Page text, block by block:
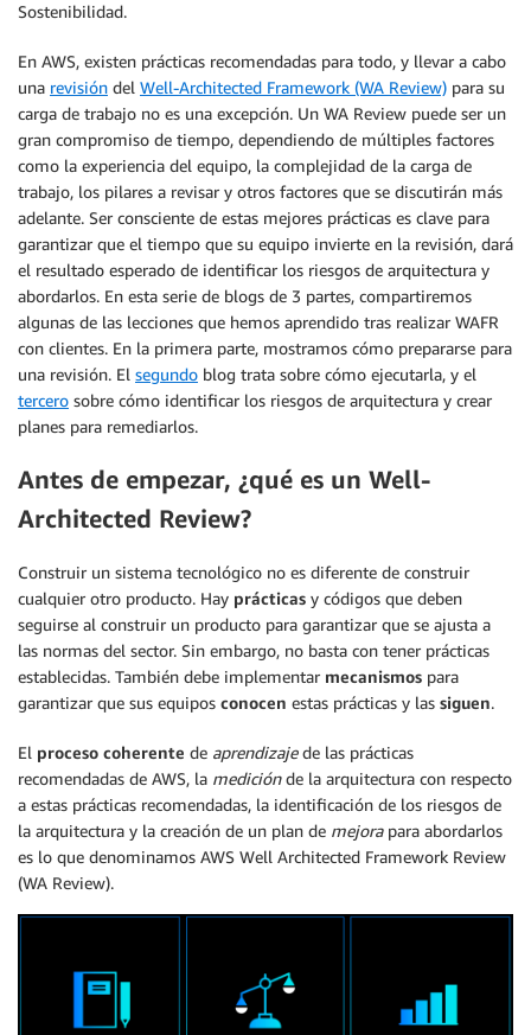
Sostenibilidad.
En AWS, existen prácticas recomendadas para todo, y llevar a cabo
una revisión del Well-Architected Framework (WA Review) para su
carga de trabajo no es una excepción. Un WA Review puede ser un
gran compromiso de tiempo, dependiendo de múltiples factores
como la experiencia del equipo, la complejidad de la carga de
trabajo, los pilares a revisar y otros factores que se discutirán más
adelante. Ser consciente de estas mejores prácticas es clave para
garantizar que el tiempo que su equipo invierte en la revisión, dará
el resultado esperado de identificar los riesgos de arquitectura y
abordarlos. En esta serie de blogs de 3 partes, compartiremos
algunas de las lecciones que hemos aprendido tras realizar WAFR
con clientes. En la primera parte, mostramos cómo prepararse para
una revisión. El segundo blog trata sobre cómo ejecutarla, y el
tercero sobre cómo identificar los riesgos de arquitectura y crear
planes para remediarlos.
Antes de empezar, ¿qué es un Well-
Architected Review?
Construir un sistema tecnológico no es diferente de construir
cualquier otro producto. Hay prácticas y códigos que deben
seguirse al construir un producto para garantizar que se ajusta a
las normas del sector. Sin embargo, no basta con tener prácticas
establecidas. También debe implementar mecanismos para
garantizar que sus equipos conocen estas prácticas y las siguen.
El proceso coherente de aprendizajede las prácticas
recomendadas de AWS, la mediciónde la arquitectura con respecto
a estas prácticas recomendadas, la identificación de los riesgos de
la arquitectura y la creación de un plan de mejorapara abordarlos
es lo que denominamos AWS Well Architected Framework Review
(WA Review).